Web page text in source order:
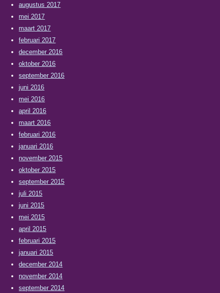
augustus 2017
mei 2017
maart 2017
februari 2017
december 2016
oktober 2016
september 2016
juni 2016
mei 2016
april 2016
maart 2016
februari 2016
januari 2016
november 2015
oktober 2015
september 2015
juli 2015
juni 2015
mei 2015
april 2015
februari 2015
januari 2015
december 2014
november 2014
september 2014